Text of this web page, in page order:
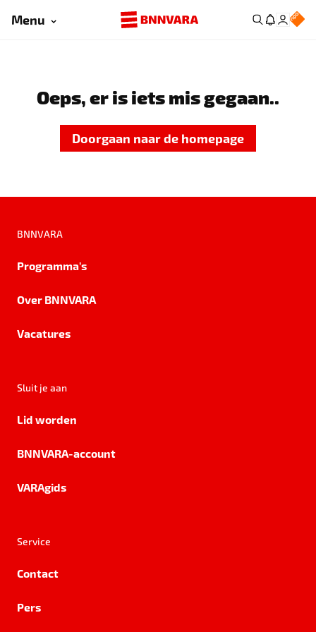
Menu
Oeps, er is iets mis gegaan..
Doorgaan naar de homepage
BNNVARA
Programma's
Over BNNVARA
Vacatures
Sluit je aan
Lid worden
BNNVARA-account
VARAgids
Service
Contact
Pers